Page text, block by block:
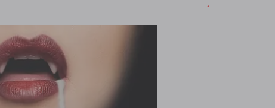
sobre un caballo y le da una paliza de calidad
y convence a Amber de que se quede por la tarde. Las dos
superior e inferior a la perfección, moviéndose a través
casual. Se utilizan pinzas para pezones y
ponga realmente seria y "ahueque" ambos pezones de
la varita mágica! Y ni siquiera hemos llegado al abridor de
tiene su turno para batear! ¡Una escena clásica de
de Jake Malone que no te puedes perder!